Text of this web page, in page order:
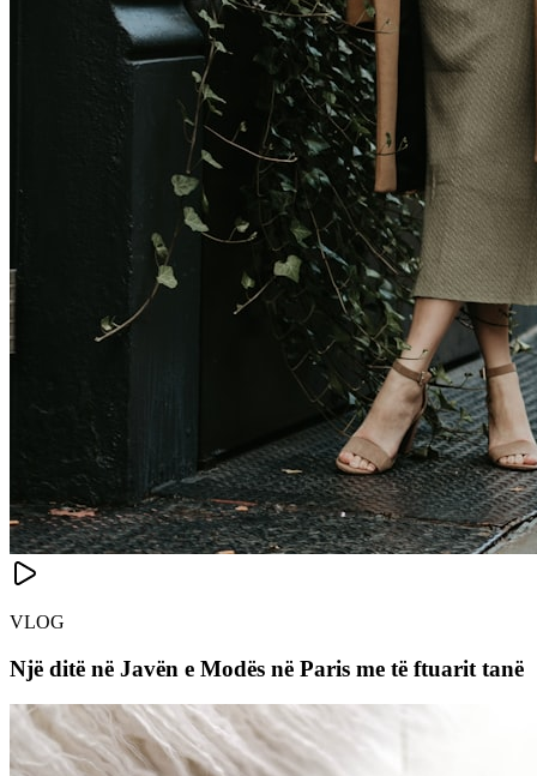
VLOG
Një ditë në Javën e Modës në Paris me të ftuarit tanë